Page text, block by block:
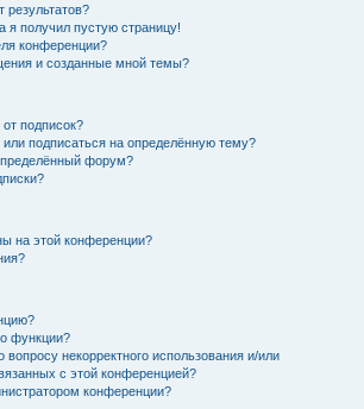
я получил пустую страницу!
конференции?
и созданные мной темы?
подписок?
или подписаться на определённую тему?
форум?
на этой конференции?
функции?
некорректного использования и/или
с этой конференцией?
конференции?